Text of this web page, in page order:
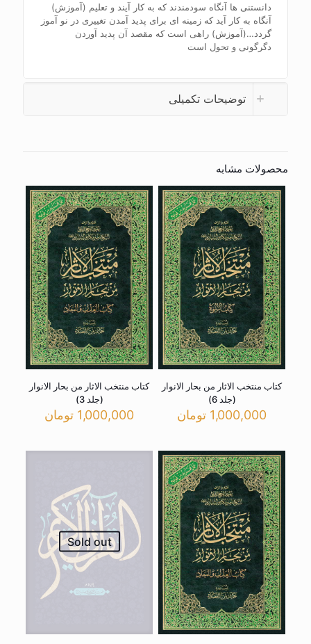
دانستنی ها آنگاه سودمندند که به کار آیند و تعلیم (آموزش)
آنگاه به کار آید که زمینه ای برای پدید آمدن تغییری در نو آموز
گردد…(آموزش) راهی است که مقصد آن پدید آوردن
دگرگونی و تحول است
توضیحات تکمیلی
محصولات مشابه
کتاب منتخب الاثار من بحار الانوار
(جلد 6)
1,000,000 تومان
کتاب منتخب الاثار من بحار الانوار
(جلد 3)
1,000,000 تومان
Sold out